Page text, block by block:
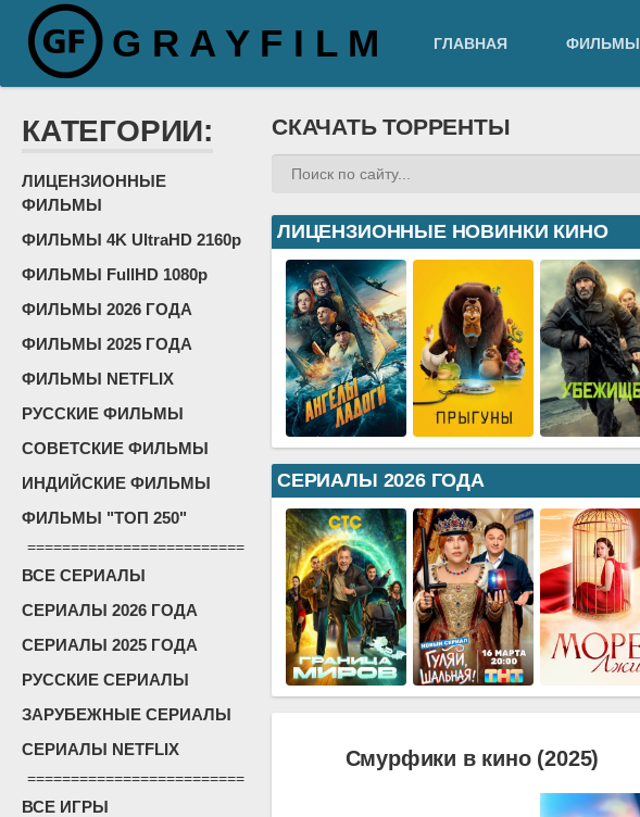
G R A Y F I L M ГЛАВНАЯ ФИЛЬМЫ
КАТЕГОРИИ:
ЛИЦЕНЗИОННЫЕ
ФИЛЬМЫ
ФИЛЬМЫ 4K UltraHD 2160p
ФИЛЬМЫ FullHD 1080p
ФИЛЬМЫ 2026 ГОДА
ФИЛЬМЫ 2025 ГОДА
ФИЛЬМЫ NETFLIX
РУССКИЕ ФИЛЬМЫ
СОВЕТСКИЕ ФИЛЬМЫ
ИНДИЙСКИЕ ФИЛЬМЫ
ФИЛЬМЫ "ТОП 250"
=========================
ВСЕ СЕРИАЛЫ
СЕРИАЛЫ 2026 ГОДА
СЕРИАЛЫ 2025 ГОДА
РУССКИЕ СЕРИАЛЫ
ЗАРУБЕЖНЫЕ СЕРИАЛЫ
СЕРИАЛЫ NETFLIX
=========================
ВСЕ ИГРЫ
СКАЧАТЬ ТОРРЕНТЫ
ЛИЦЕНЗИОННЫЕ НОВИНКИ КИНО
СЕРИАЛЫ 2026 ГОДА
Смурфики в кино (2025)